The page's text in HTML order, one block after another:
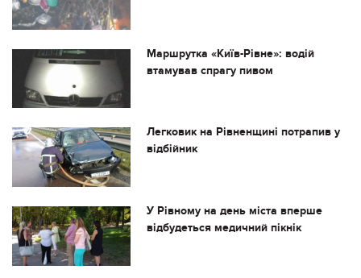
Маршрутка «Київ-Рівне»: водій
втамував спрагу пивом
Легковик на Рівненщині потрапив у
відбійник
У Рівному на день міста вперше
відбудеться медичний пікнік